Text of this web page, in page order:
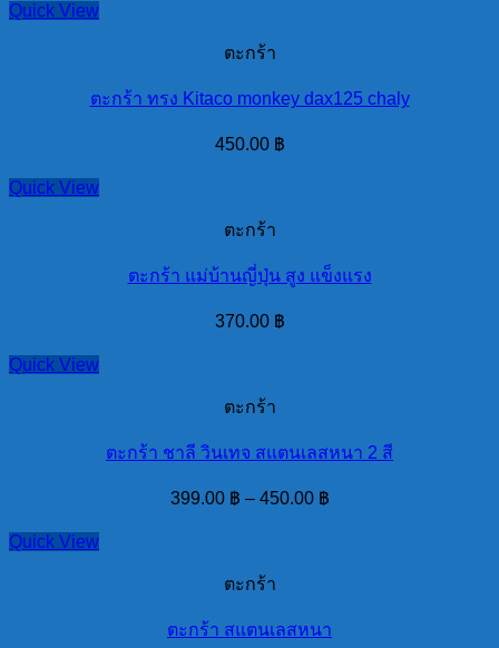
Quick View
ตะกร้า
ตะกร้า ทรง Kitaco monkey dax125 chaly
450.00 ฿
Quick View
ตะกร้า
ตะกร้า แม่บ้านญี่ปุ่น สูง แข็งแรง
370.00 ฿
Quick View
ตะกร้า
ตะกร้า ชาลี วินเทจ สแตนเลสหนา 2 สี
399.00 ฿ – 450.00 ฿
Quick View
ตะกร้า
ตะกร้า สแตนเลสหนา